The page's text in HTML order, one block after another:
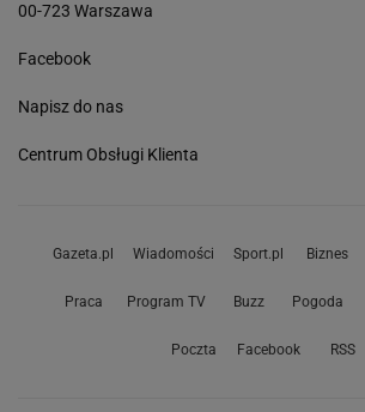
00-723 Warszawa
Facebook
Napisz do nas
Centrum Obsługi Klienta
Gazeta.pl Wiadomości Sport.pl Biznes
Praca Program TV Buzz Pogoda
Poczta Facebook RSS